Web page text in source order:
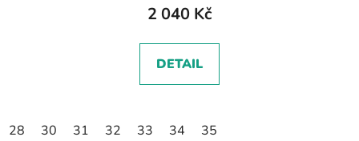
2 040 Kč
DETAIL
28 30 31 32 33 34 35